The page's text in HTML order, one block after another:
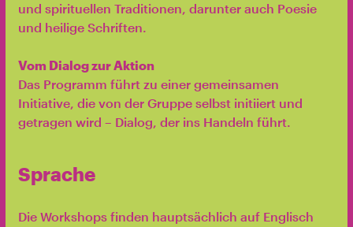
und spirituellen Traditionen, darunter auch Poesie
und heilige Schriften.
Vom Dialog zur Aktion
Das Programm führt zu einer gemeinsamen
Initiative, die von der Gruppe selbst initiiert und
getragen wird – Dialog, der ins Handeln führt.
Sprache
Die Workshops finden hauptsächlich auf Englisch